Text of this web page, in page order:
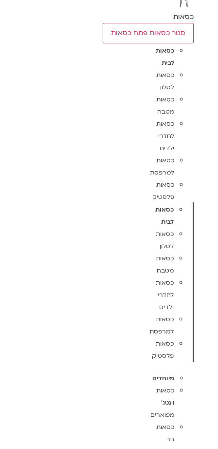
כסאות
סגור כסאות פתח כסאות
כסאות
לבית
כסאות
לסלון
כסאות
מטבח
כסאות
לחדרי
ילדים
כסאות
למרפסת
כסאות
פלסטיק
כסאות
לבית
כסאות
לסלון
כסאות
מטבח
כסאות
לחדרי
ילדים
כסאות
למרפסת
כסאות
פלסטיק
מיוחדים
כסאות
וינטג'
מפוארים
כסאות
בר